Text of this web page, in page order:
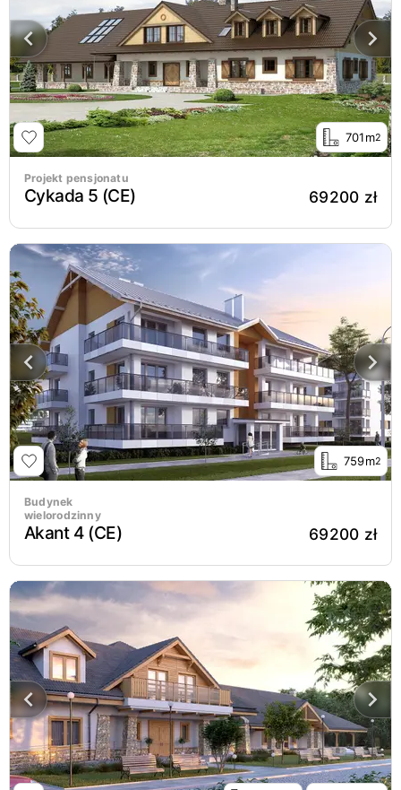
701m2
Projekt pensjonatu
Cykada 5 (CE) 69200 zł
759m2
Budynek
wielorodzinny
Akant 4 (CE) 69200 zł